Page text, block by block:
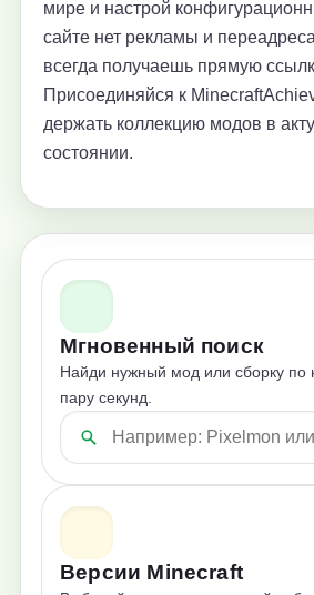
мире и настрой
сайте нет рекламы и
всегда получаешь прямую
Присоединяйся к
держать коллекцию модов в
состоянии.
Мгновенный поиск
Найди нужный мод или сборку по
пару секунд.
Версии Minecraft